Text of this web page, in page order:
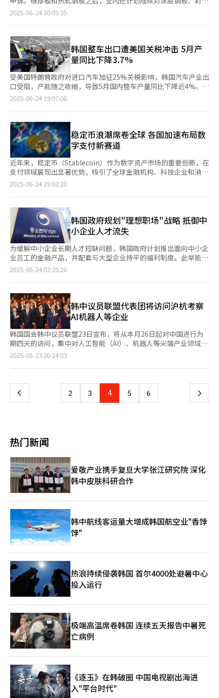
商品，今后也将持续挖掘这类品牌，吸引更多的潜在用户。
例为10.1%，较2022年的1.3%大幅提升，但整体水平仍然较低。
这表明企业更倾向于持有自有股份作为战略储备。 自2022年以
该集团旗下金属冶炼企业高丽锌业因经营权争夺问题，自有股份比
例从零增长至12.3%。作为母公司的永丰集团，其自有股份比例则
稳定维持在6.6%。 紧随其后的是新世界集团，其控股公司新世界
将自有股份比例从2022年的0.1%提升至去年的10.9%。同期，
Celltrion从2.1%提升至5.5%；LG集团从1.4%提升至3.9%；未来
资产证券从23.7%提升至24.9%。 在50强集团核心子公司中，乐
天控股公司以32.5%的自有股份持有比例位居榜首。其后依次为TY
Holdings（29.8%）、未来资产人寿（26.3%）、未来资产证券
钢板以及特殊钢棒等产品申请反倾销调查。 据钢铁行业24日消
诉。” 世亚特钢也正在准备对中国产特殊钢棒的反倾销申诉。特
殊钢棒主要用于汽车、造船、机械等产业的零部件制造。 随着低
价中国钢材的不断涌入，韩国钢铁价格下跌，销售减少，企业盈利
能力受到严重影响。行业期待通过对低价进口产品征收反倾销税来
恢复价格秩序。 实际上，韩国产业通商资源部贸易委员会今年2月
对中国产厚板作出反倾销初步裁定后，相关产品进口大幅减少。上
月中国向韩国出口厚板6.2万吨，较去年同期的16.7万吨大幅减少
62.9%。 此前，现代制铁就中国和日本产热轧钢板向贸易委员会提
定倾销属实，热轧钢板的进口也可能像厚板一样减少。今年1月至5
月，韩国进口中国和日本产热轧钢板共计143.9万吨。 钢铁行业相
关人士指出：“反倾销税实施后，厚板进口有所减少，但部分企业
通过涂漆等手段伪装进口，规避限制。这种‘钻空子’的行为必须
由政府加以管控，钢铁行业才能真正复苏。” 此外，中国政府正
在实施的钢铁减产也是钢材价格有望回升的重要因素。上月中国粗
钢产量为8655万吨，较去年同期减少6.9%。对此，有进投资证券
研究员李宥真（音）表示，中国国内的钢铁减产正在成为现实，供
2025-06-24 20:05:35
韩国整车出口遭美国关税冲击 5月产
量同比下降3.7%
受美国特朗普政府对进口汽车加征25%关税影响，韩国汽车产业出
口受阻，产能随之收缩，导致5月国内整车产量同比下降近4%。
据业界24日消息，现代汽车与起亚5月对美出口总计7.7892万辆，
4.8%。 业内分析认为，车企为规避关税带来的成本压力，选择在
新政生效前加快清理库存。权威汽车市场研究机构Cox
Automotive数据显示，截至4月初，现代汽车与起亚在美库存天
数分别达到94天和62天。而美国政府则于4月3日正式实施对进口
汽车加征25%的关税。 出口大幅减少也波及国内生产。韩国汽车
移动产业协会（KAMA）数据显示，5月现代汽车与起亚在韩国的
整车产量合计为29.1649万辆，同比下降5%。其中，现代汽车产
量为15.7314万辆，下降6%；起亚产量为13.4335万辆，下降
响，但主要原因还是出口，尤其是对美国出口的减少。年初制定的
出口目标为270万辆，目前因关税因素已下调至265万辆。” 除外
部政策因素外，去年同期基数较高以及工作日差异也对当月数据造
成一定影响。 整体来看，5月韩国整车总产量为35.8969万辆，同
比下降3.7%。不过，中型整车企业韩国通用、雷诺韩国与KG
Mobility（KGM，原双龙汽车）表现稳健，部分缓解了整体降幅。
其中，韩国通用依托北美市场对出口车型的需求，实现产量4.9594
万辆，同比增长0.4%。 随着“美国优先”贸易政策的持续推进，
出，企业海外产能和投资不断扩张，若缺乏有效应对措施，相关产
业链将面临更深层次的挑战。为此，业界呼吁政府与民间应尽早制
定战略规划，积极应对潜在风险。 数据显示，2024年韩国全年整
车产量为413万辆，较前一年下降2.7%，全球排名由第6位跌至第
7位。业界指出，国内生产的持续下滑将引发零部件企业经营困难
和就业机会减少等连锁反应。政府和企业必须加强合作，开拓新兴
市场，实现出口渠道多元化，才能巩固产业基础。
2025-06-24 19:07:06
稳定币浪潮席卷全球 各国加速布局数
字支付新赛道
近年来，稳定币（Stablecoin）作为数字资产市场的重要创新，在
支付领域展现出显著优势，吸引了全球金融机构、科技企业和消费
者的关注。与传统支付方式相比，稳定币凭借其稳定性、高效性和
较强的价格稳定性。与比特币、以太坊等波动性较大的加密货币不
同，稳定币更适合日常支付、商业结算和薪资发放，通常保持1:1
的兑换比例。以美国金融科技公司圆环（Circle）发行的稳定币
USDC为例，其与美元按照1：1比例挂钩，用户可以用1美元换取1
枚USDC，也可以用1枚USDC换回1美元。 稳定币的优势体现在多
个方面。首先在跨境汇款方面，传统跨境汇款通常需要数天时间，
并伴随高昂的手续费，而稳定币基于区块链技术，可实现实时跨境
转账，且手续费极低。世界银行的数据显示，目前全球跨境汇款平
此外，与受工作日和时区限制的银行系统不同，稳定币支付网络支
持全天候交易，结算速度更快。这对于跨境电商、外贸企业和自由
职业者而言，大幅提升了资金流动性。 自2014年全球首个稳定币
——泰达币（USDT）问世以来，稳定币市场呈现快速发展态势。
截至今年5月，全球稳定币总市值已升至约2500亿美元，较五年前
增长超过1100%。其中，USDT占比逾60%。 就近期稳定币市场
火热的原因，业内认为，“稳定币第一股”的上市点燃了市场热
情。本月5日，Circle正式在纽交所上市，成为稳定币领域的首个
IPO（首次公开募股）案例，被业内视为加密货币走向主流金融体
上涨近30%。 目前，美国在推动稳定币发展方面最为积极。美国
参议院于当地时间本月17日对《指导与建立美国稳定币国家创新法
案》（“GENIUS法案”）进行最终表决。该法案以68票赞成、30
定币视为美国经济实力的倍增器。今后将通过完善相关法律法规，
定币发展带来的挑战。证券时报于当地时间23日发文指出，稳定币
浪潮正向全球袭来，成为各国急需解决的重要课题——放任稳定币
在监管外围无序发展会对本国金融体系造成负面影响，放弃一个高
效的结算工具更将错失货币全球化新机遇。对于正在积极提升人民
国际化，或许是更优的选择。 除美国外，英国、韩国等多个国家
和地区也纷纷将稳定币纳入立法计划。韩国共同民主党国会议员闵
炳德于本月10日代表提出《数字资产基本法》法案。根据法案内
容，获得金融委员会批准并具备5亿韩元（约合人民币262万元）
以上自有资本的韩国企业，将允许发行稳定币。 闵炳德表
示：“数字资产如今已不再是金融体系的边缘领域，而是改变全球
经济秩序的核心要素。该法案的通过将为稳定币发行企业提供法律
依据。” 韩国总统李在明在竞选期间曾提出有必要引入韩元稳定
币。近期，他任命前企划财政部第一次官、曾担任加密货币咨询及
研究公司Hashed Open Research代表的金容范出任总统府政策室
长。金容范此前发布的报告中指出，应由银行、金融机构以及金融
元稳定币正式推出，数字支付平台市场规模将大幅扩张。受此利好
消息推动，韩国移动支付平台Kakao Pay股价于本月10日暴涨
29.92%，触及涨停，次日股价继续飙升15.96%，近一个月累计涨
幅接近三倍。但摩根大通指出，目前就将Kakao Pay视为韩元稳定
币政策的直接受益股还为时尚早，关于稳定币的引入仍存在诸多不
确定性。 韩国银行（央行）对非银行机构发行稳定币表示担忧。
韩国银行行长李昌镛在上月29日的记者座谈会上表示：“稳定币终
究是韩元替代品，若由非银行机构随意发行，可能会严重削弱货币
政策的有效性。”
2025-06-24 19:02:20
韩国政府规划"理想职场"战略 抵御中
小企业人才流失
为缓解中小企业长期人才短缺问题，韩国政府计划推出面向中小企
业员工的金融产品，并配套与大型企业持平的福利制度。此举能否
助力中小企业转型为“理想职场”引发关注。 中小风险企业部
出八年可积攒最高达6000万韩元（约合人民币31.1883万元）
的“青年未来储蓄”，并扩大中小企业福利平台预算规模。 大韩
商工会议所发表的《青年职场偏好调查》显示，仅15.7%（多选）
受访者倾向选择中小企业，不及中坚企业（36%）的一半。青年群
体对中小企业存在负面评价的原因中，“工作量与待遇不匹
配”（63.3%）占比最高，其后依次为“难以实现工作生活平
衡”（45.3%）、“发展前景不明朗”（43.7%）、“雇佣稳定性
低”（39.3%）以及“社会认可度不足”（37%）。 此外，受访
者认为改善中小企业就业环境的首要课题是“提高工资水
平等组织文化”（42%）和“营造安全工作环境”（39%）。 据
悉，中企部拟自明年起推行“中小企业员工资产积累项目”，预算
参与其中与企业共同承担。此外，政府计划对目前有3.2万名加入
满三年的职员发放600万韩元奖金。 福利政策方面，韩国政府计划
自明年起把大韩商工会议所运营的中小企业福利平台预算增至510
亿韩元，其中包括政府提供的每人10万韩元福利积分等补贴，并计
划面向工作环境较差的中小企业提供最高达5000万韩元的福利设
施凭证。此外，政府还计划通过与国土交通部协商改善中小企业住
房特供制度，确保核心人才优先获得住房机会。 韩国中小风险企
业研究院研究委员卢旻善（音）表示，当前大型企业与中小企业收
入差距显著，导致中小企业人才流失严重，政府亟需持续扩大财政
支援力度。
2025-06-24 02:25:26
韩中议员联盟代表团将访问沪杭考察
AI机器人等企业
韩国国会韩中议员联盟23日宣布，将从本月26日起对中国进行为
期四天的访问，集中对人工智能（AI）、机器人等尖端产业领域进
行考察。 韩中议员联盟将先后考察位于上海、杭州的AI研究机构及
企业商汤科技、上海华为研发中心、机器人生产企业宇树科技、
临时政府。 共同民主党议员金太年、洪起元、白惠莲、金永培、
金相旭、赵寅喆，以及国民力量党议员金台镐、安祥薰、金素熙，
经济领域议会外交取得实质成果。
2025-06-23 20:24:03
上
页
2 3 4 5 6 下
热门新闻
爱敬产业携手复旦大学张江研究院 深化
韩中皮肤科研合作
韩中航线客运量大增成韩国航空业"香饽
饽"
热浪持续侵袭韩国 首尔4000处避暑中心
投入运行
极端高温席卷韩国 连续五天报告中暑死
亡病例
《逐玉》在韩破圈 中国电视剧出海进
入"平台时代"